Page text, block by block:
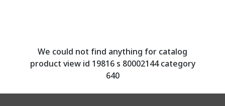
We could not find anything for catalog
product view id 19816 s 80002144 category
640